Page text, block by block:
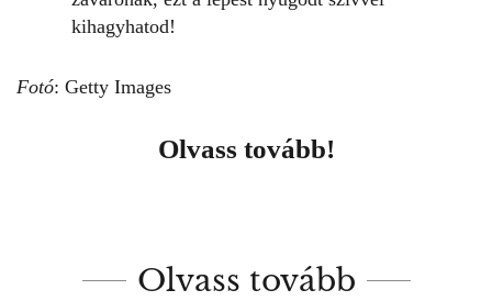
kihagyhatod!
Fotó: Getty Images
Olvass tovább!
Olvass tovább